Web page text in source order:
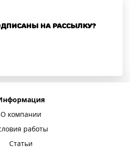
на рассылку?
О компании
работы
Статьи